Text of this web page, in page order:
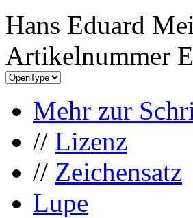
Hans Eduard
Artikelnummer
Mehr zur
// Lizenz
// Zeichensatz
Lupe